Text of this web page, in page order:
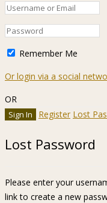
Remember Me
Or login via a social
OR
Register Lost
Lost Password
Please enter your
link to create a new